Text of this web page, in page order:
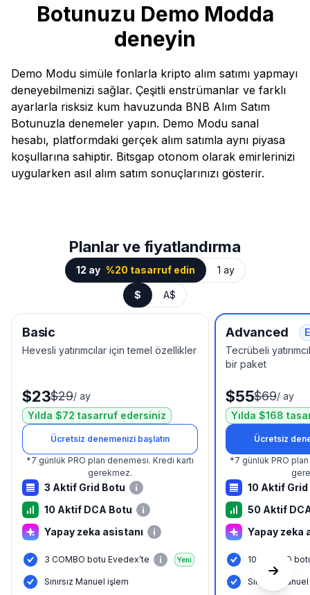
Botunuzu Demo Modda
deneyin
Demo Modu simüle fonlarla kripto alım satımı yapmayı
deneyebilmenizi sağlar. Çeşitli enstrümanlar ve farklı
ayarlarla risksiz kum havuzunda BNB Alım Satım
Botunuzla denemeler yapın. Demo Modu sanal
hesabı, platformdaki gerçek alım satımla aynı piyasa
koşullarına sahiptir. Bitsgap otonom olarak emirlerinizi
uygularken asıl alım satım sonuçlarınızı gösterir.
Planlar ve fiyatlandırma
12 ay %20 tasarruf edin 1 ay
$ A$
Basic
Hevesli yatırımcılar için temel özellikler
$23$29/ ay
Yılda $72 tasarruf edersiniz
Ücretsiz denemenizi başlatın
*7 günlük PRO plan denemesi. Kredi kartı
gerekmez.
3 Aktif Grid Botu
10 Aktif DCA Botu
Yapay zeka asistanı
3 COMBO botu Evedex’te Yeni
Sınırsız Manuel işlem
Advanced
Tecrübeli
bir paket
$55$69/ ay
Yılda $168
Ücretsiz
*7 günlük PRO
10 Aktif
50 Aktif
Yapay zeka
10 COMBO
Sınırsız